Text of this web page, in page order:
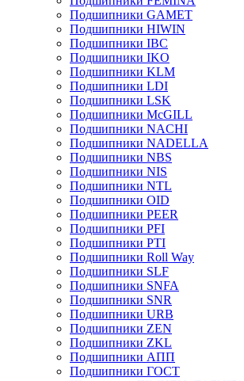
Подшипники GAMET
Подшипники HIWIN
Подшипники IBC
Подшипники IKO
Подшипники KLM
Подшипники LDI
Подшипники LSK
Подшипники McGILL
Подшипники NACHI
Подшипники NADELLA
Подшипники NBS
Подшипники NIS
Подшипники NTL
Подшипники OID
Подшипники PEER
Подшипники PFI
Подшипники PTI
Подшипники Roll Way
Подшипники SLF
Подшипники SNFA
Подшипники SNR
Подшипники URB
Подшипники ZEN
Подшипники ZKL
Подшипники АПП
Подшипники ГОСТ